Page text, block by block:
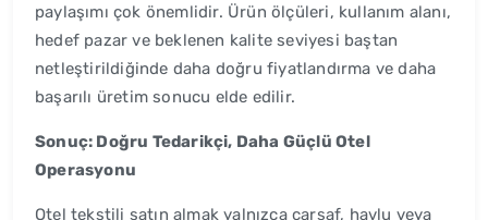
paylaşımı çok önemlidir. Ürün ölçüleri, kullanım alanı,
hedef pazar ve beklenen kalite seviyesi baştan
netleştirildiğinde daha doğru fiyatlandırma ve daha
başarılı üretim sonucu elde edilir.
Sonuç: Doğru Tedarikçi, Daha Güçlü Otel
Operasyonu
Otel tekstili satın almak yalnızca çarşaf, havlu veya